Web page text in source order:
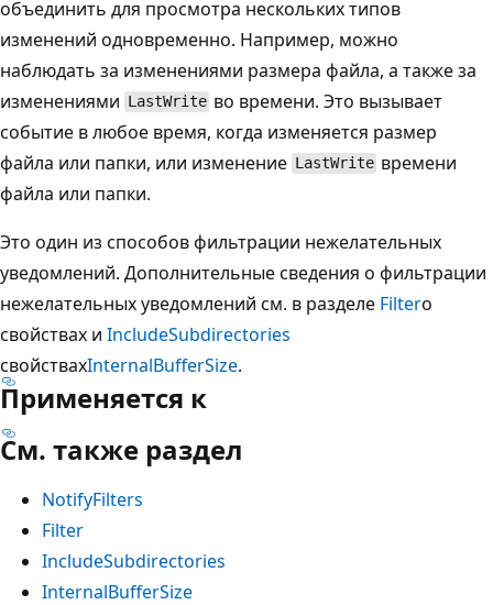
объединить для просмотра нескольких типов
изменений одновременно. Например, можно
наблюдать за изменениями размера файла, а также за
изменениями LastWrite во времени. Это вызывает
событие в любое время, когда изменяется размер
файла или папки, или изменение LastWrite времени
файла или папки.
Это один из способов фильтрации нежелательных
уведомлений. Дополнительные сведения о фильтрации
нежелательных уведомлений см. в разделе Filterо
свойствах и IncludeSubdirectories
свойствахInternalBufferSize.
Применяется к
См. также раздел
NotifyFilters
Filter
IncludeSubdirectories
InternalBufferSize